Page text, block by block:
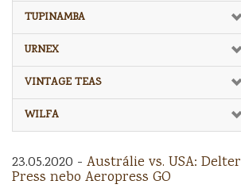
TUPINAMBA
URNEX
VINTAGE TEAS
WILFA
23.05.2020 - Austrálie vs. USA: Delter
Press nebo Aeropress GO